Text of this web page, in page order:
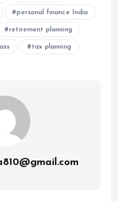
personal finance India
retirement planning
tax planning